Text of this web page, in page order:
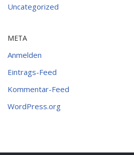
Uncategorized
META
Anmelden
Eintrags-Feed
Kommentar-Feed
WordPress.org